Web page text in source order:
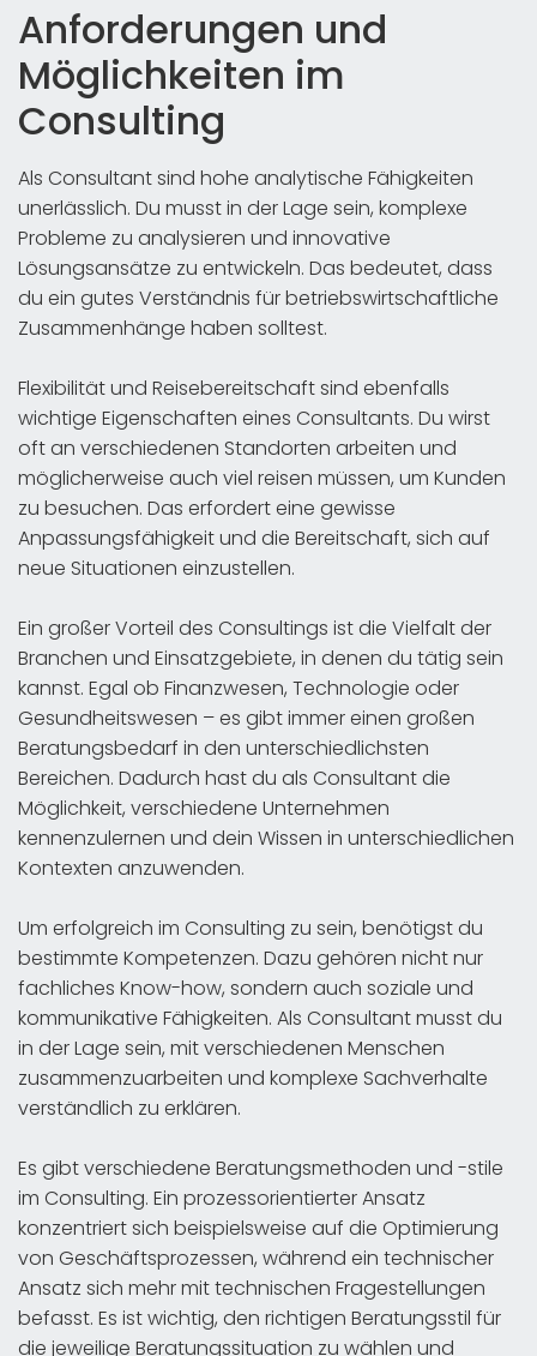
Anforderungen und
Möglichkeiten im
Consulting
Als Consultant sind hohe analytische Fähigkeiten
unerlässlich. Du musst in der Lage sein, komplexe
Probleme zu analysieren und innovative
Lösungsansätze zu entwickeln. Das bedeutet, dass
du ein gutes Verständnis für betriebswirtschaftliche
Zusammenhänge haben solltest.
Flexibilität und Reisebereitschaft sind ebenfalls
wichtige Eigenschaften eines Consultants. Du wirst
oft an verschiedenen Standorten arbeiten und
möglicherweise auch viel reisen müssen, um Kunden
zu besuchen. Das erfordert eine gewisse
Anpassungsfähigkeit und die Bereitschaft, sich auf
neue Situationen einzustellen.
Ein großer Vorteil des Consultings ist die Vielfalt der
Branchen und Einsatzgebiete, in denen du tätig sein
kannst. Egal ob Finanzwesen, Technologie oder
Gesundheitswesen – es gibt immer einen großen
Beratungsbedarf in den unterschiedlichsten
Bereichen. Dadurch hast du als Consultant die
Möglichkeit, verschiedene Unternehmen
kennenzulernen und dein Wissen in unterschiedlichen
Kontexten anzuwenden.
Um erfolgreich im Consulting zu sein, benötigst du
bestimmte Kompetenzen. Dazu gehören nicht nur
fachliches Know-how, sondern auch soziale und
kommunikative Fähigkeiten. Als Consultant musst du
in der Lage sein, mit verschiedenen Menschen
zusammenzuarbeiten und komplexe Sachverhalte
verständlich zu erklären.
Es gibt verschiedene Beratungsmethoden und -stile
im Consulting. Ein prozessorientierter Ansatz
konzentriert sich beispielsweise auf die Optimierung
von Geschäftsprozessen, während ein technischer
Ansatz sich mehr mit technischen Fragestellungen
befasst. Es ist wichtig, den richtigen Beratungsstil für
die jeweilige Beratungssituation zu wählen und